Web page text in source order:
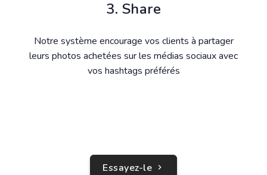
3. Share
Notre système encourage vos clients à partager
leurs photos achetées sur les médias sociaux avec
vos hashtags préférés
Essayez-le